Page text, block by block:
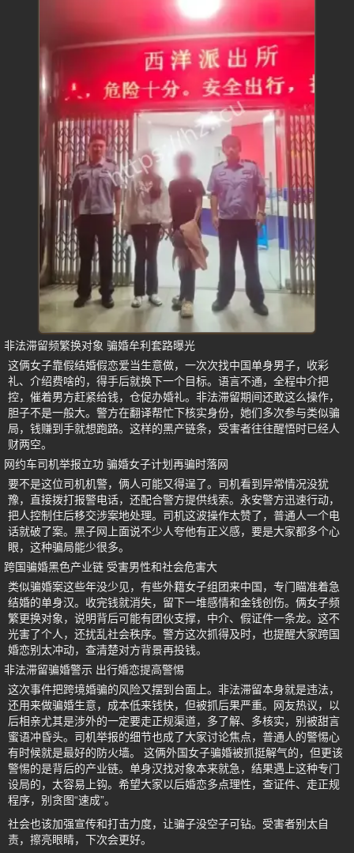
非法滞留频繁换对象 骗婚牟利套路曝光
这俩女子靠假结婚假恋爱当生意做，一次次找中国单身男子，收彩
礼、介绍费啥的，得手后就换下一个目标。语言不通，全程中介把
控，催着男方赶紧给钱，仓促办婚礼。非法滞留期间还敢这么操作，
胆子不是一般大。警方在翻译帮忙下核实身份，她们多次参与类似骗
局，钱赚到手就想跑路。这样的黑产链条，受害者往往醒悟时已经人
财两空。
网约车司机举报立功 骗婚女子计划再骗时落网
要不是这位司机机警，俩人可能又得逞了。司机看到异常情况没犹
豫，直接拨打报警电话，还配合警方提供线索。永安警方迅速行动，
把人控制住后移交涉案地处理。司机这波操作太赞了，普通人一个电
话就破了案。黑子网上面说不少人夸他有正义感，要是大家都多个心
眼，这种骗局能少很多。
跨国骗婚黑色产业链 受害男性和社会危害大
类似骗婚案这些年没少见，有些外籍女子组团来中国，专门瞄准着急
结婚的单身汉。收完钱就消失，留下一堆感情和金钱创伤。俩女子频
繁更换对象，说明背后可能有团伙支撑，中介、假证件一条龙。这不
光害了个人，还扰乱社会秩序。警方这次抓得及时，也提醒大家跨国
婚恋别太冲动，查清楚对方背景再投钱。
非法滞留骗婚警示 出行婚恋提高警惕
这次事件把跨境婚骗的风险又摆到台面上。非法滞留本身就是违法，
还用来做骗婚生意，成本低来钱快，但被抓后果严重。网友热议，以
后相亲尤其是涉外的一定要走正规渠道，多了解、多核实，别被甜言
蜜语冲昏头。司机举报的细节也成了大家讨论焦点，普通人的警惕心
有时候就是最好的防火墙。 这俩外国女子骗婚被抓挺解气的，但更该
警惕的是背后的产业链。单身汉找对象本来就急，结果遇上这种专门
设局的，太容易上钩。希望大家以后婚恋多点理性，查证件、走正规
程序，别贪图“速成”。
社会也该加强宣传和打击力度，让骗子没空子可钻。受害者别太自
责，擦亮眼睛，下次会更好。